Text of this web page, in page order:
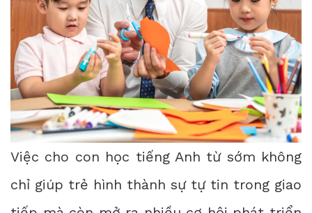
Việc cho con học tiếng Anh từ sớm không
chỉ giúp trẻ hình thành sự tự tin trong giao